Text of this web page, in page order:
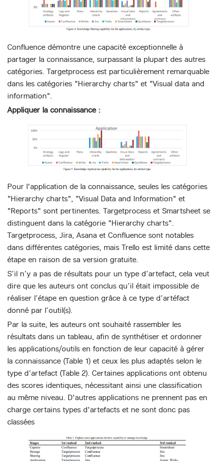
Confluence démontre une capacité exceptionnelle à
partager la connaissance, surpassant la plupart des autres
catégories. Targetprocess est particulièrement remarquable
dans les catégories "Hierarchy charts" et "Visual data and
information".
Appliquer la connaissance :
Pour l'application de la connaissance, seules les catégories
"Hierarchy charts", "Visual Data and Information" et
"Reports" sont pertinentes. Targetprocess et Smartsheet se
distinguent dans la catégorie "Hierarchy charts".
Targetprocess, Jira, Asana et Confluence sont notables
dans différentes catégories, mais Trello est limité dans cette
étape en raison de sa version gratuite.
S’il n’y a pas de résultats pour un type d’artefact, cela veut
dire que les auteurs ont conclus qu’il était impossible de
réaliser l’étape en question grâce à ce type d’artéfact
donné par l’outil(s).
Par la suite, les auteurs ont souhaité rassembler les
résultats dans un tableau, afin de synthétiser et ordonner
les applications/outils en fonction de leur capacité à gérer
la connaissance (Table 1) et ceux les plus adaptés selon le
type d’artefact (Table 2). Certaines applications ont obtenu
des scores identiques, nécessitant ainsi une classification
au même niveau. D'autres applications ne prennent pas en
charge certains types d'artefacts et ne sont donc pas
classées